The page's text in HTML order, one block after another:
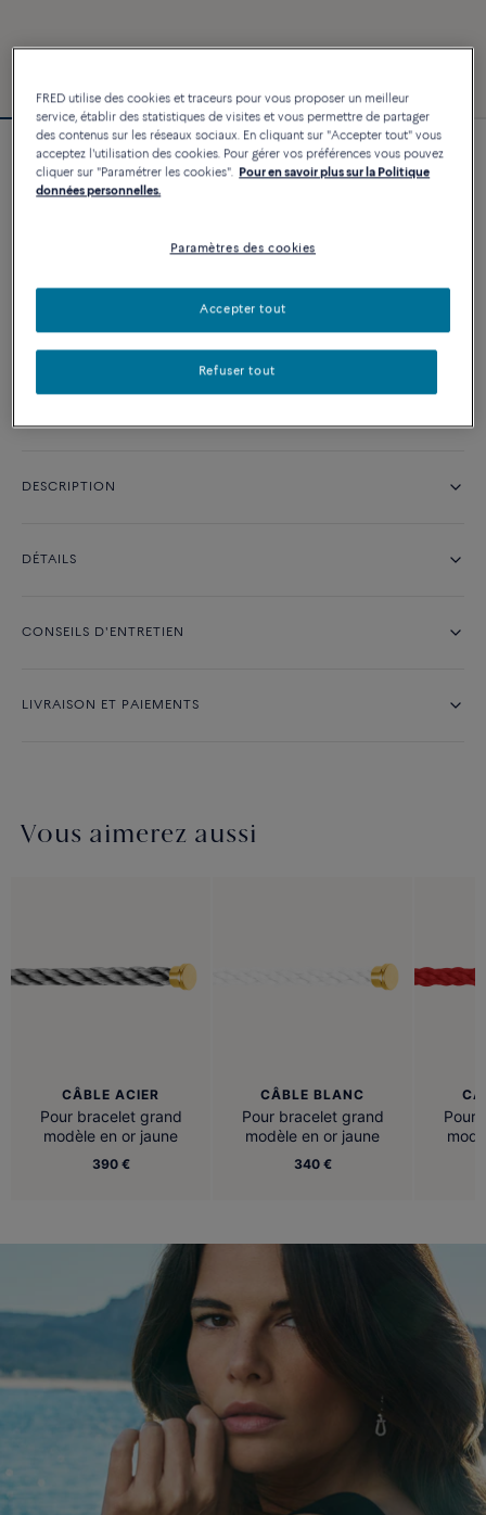
Bracelet Chance Infinie
5 040 €
AJOUTER AU PANIER
Disponibilité en boutique
DESCRIPTION
DÉTAILS
CONSEILS D'ENTRETIEN
LIVRAISON ET PAIEMENTS
Vous aimerez aussi
CÂBLE ACIER
Pour bracelet grand
modèle en or jaune
390 €
CÂBLE BLANC
Pour bracelet grand
modèle en or jaune
340 €
Pour
FRED utilise des cookies et traceurs pour vous proposer un meilleur
service, établir des statistiques de visites et vous permettre de partager
des contenus sur les réseaux sociaux. En cliquant sur "Accepter tout" vous
acceptez l'utilisation des cookies. Pour gérer vos préférences vous pouvez
cliquer sur "Paramétrer les cookies". Pour en savoir plus sur la Politique
données personnelles.
Paramètres des cookies
Refuser tout
Accepter tout